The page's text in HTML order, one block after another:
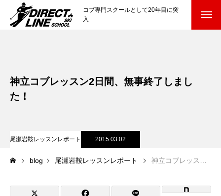
コブ専門スクールとして20年目に突
入
参加までの流れ
参加費のお支払い
各会場の集合場所
スキー場から選ぶ Ski Area
神立コブレッスン2日間、無事終了しまし
た！
尾瀬岩鞍レッスンレポート 2015.03.02
blog 尾瀬岩鞍レッスンレポート 神立コブレッスン2日間、無事終了しました！